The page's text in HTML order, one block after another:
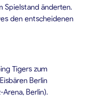
Spielstand änderten.
den entscheidenen
Tigers zum
Berlin
Arena, Berlin).